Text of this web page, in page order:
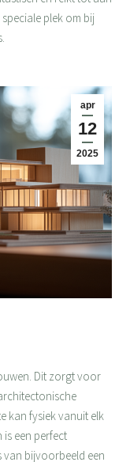
plek om bij
apr
12
2025
Dit zorgt voor
kan fysiek vanuit elk
een perfect
bijvoorbeeld een